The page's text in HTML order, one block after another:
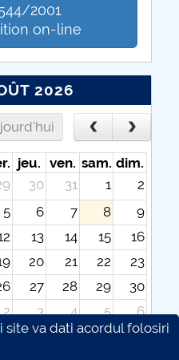
2001
on-line
2026
jeu. ven. sam. dim.
30 31 1
2
5 6 7 8
9
13 14 15
16
20 21 22
23
27 28 29
30
2 3 4 5
6
site va dati acordul folosiri